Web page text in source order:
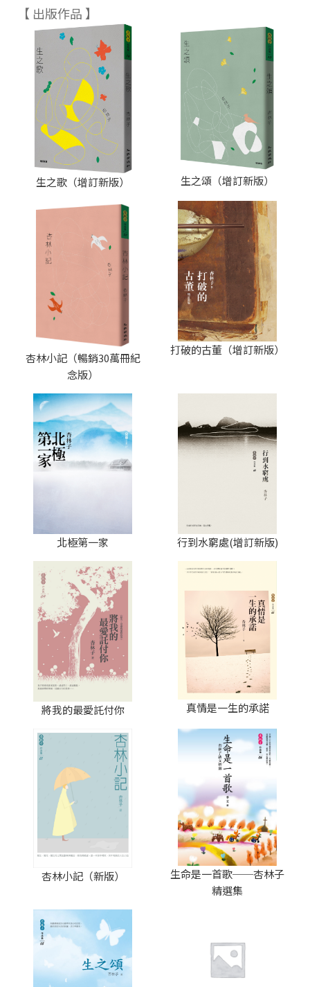
【 出版作品 】
生之歌（增訂新版） 生之頌（增訂新版）
杏林小記（暢銷30萬冊紀
念版）
打破的古董（增訂新版）
北極第一家 行到水窮處(增訂新版)
將我的最愛託付你 真情是一生的承諾
杏林小記（新版）
生命是一首歌──杏林子
精選集